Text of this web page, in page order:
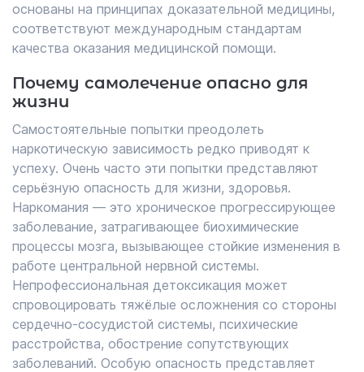
основаны на принципах доказательной медицины,
соответствуют международным стандартам
качества оказания медицинской помощи.
Почему самолечение опасно для
жизни
Самостоятельные попытки преодолеть
наркотическую зависимость редко приводят к
успеху. Очень часто эти попытки представляют
серьёзную опасность для жизни, здоровья.
Наркомания — это хроническое прогрессирующее
заболевание, затрагивающее биохимические
процессы мозга, вызывающее стойкие изменения в
работе центральной нервной системы.
Непрофессиональная детоксикация может
спровоцировать тяжёлые осложнения со стороны
сердечно-сосудистой системы, психические
расстройства, обострение сопутствующих
заболеваний. Особую опасность представляет